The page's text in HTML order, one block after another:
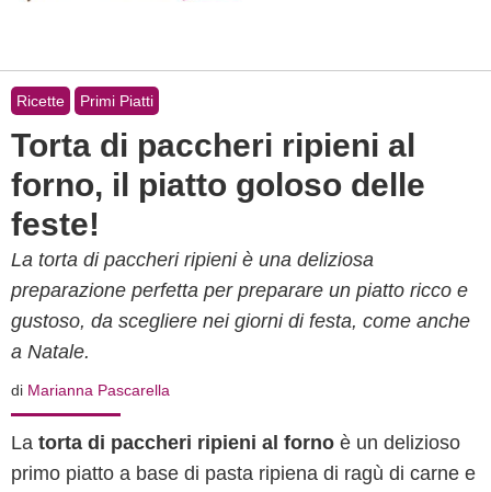
Ricette Primi Piatti
Torta di paccheri ripieni al
forno, il piatto goloso delle
feste!
La torta di paccheri ripieni è una deliziosa
preparazione perfetta per preparare un piatto ricco e
gustoso, da scegliere nei giorni di festa, come anche
a Natale.
di Marianna Pascarella
La torta di paccheri ripieni al forno è un delizioso
primo piatto a base di pasta ripiena di ragù di carne e